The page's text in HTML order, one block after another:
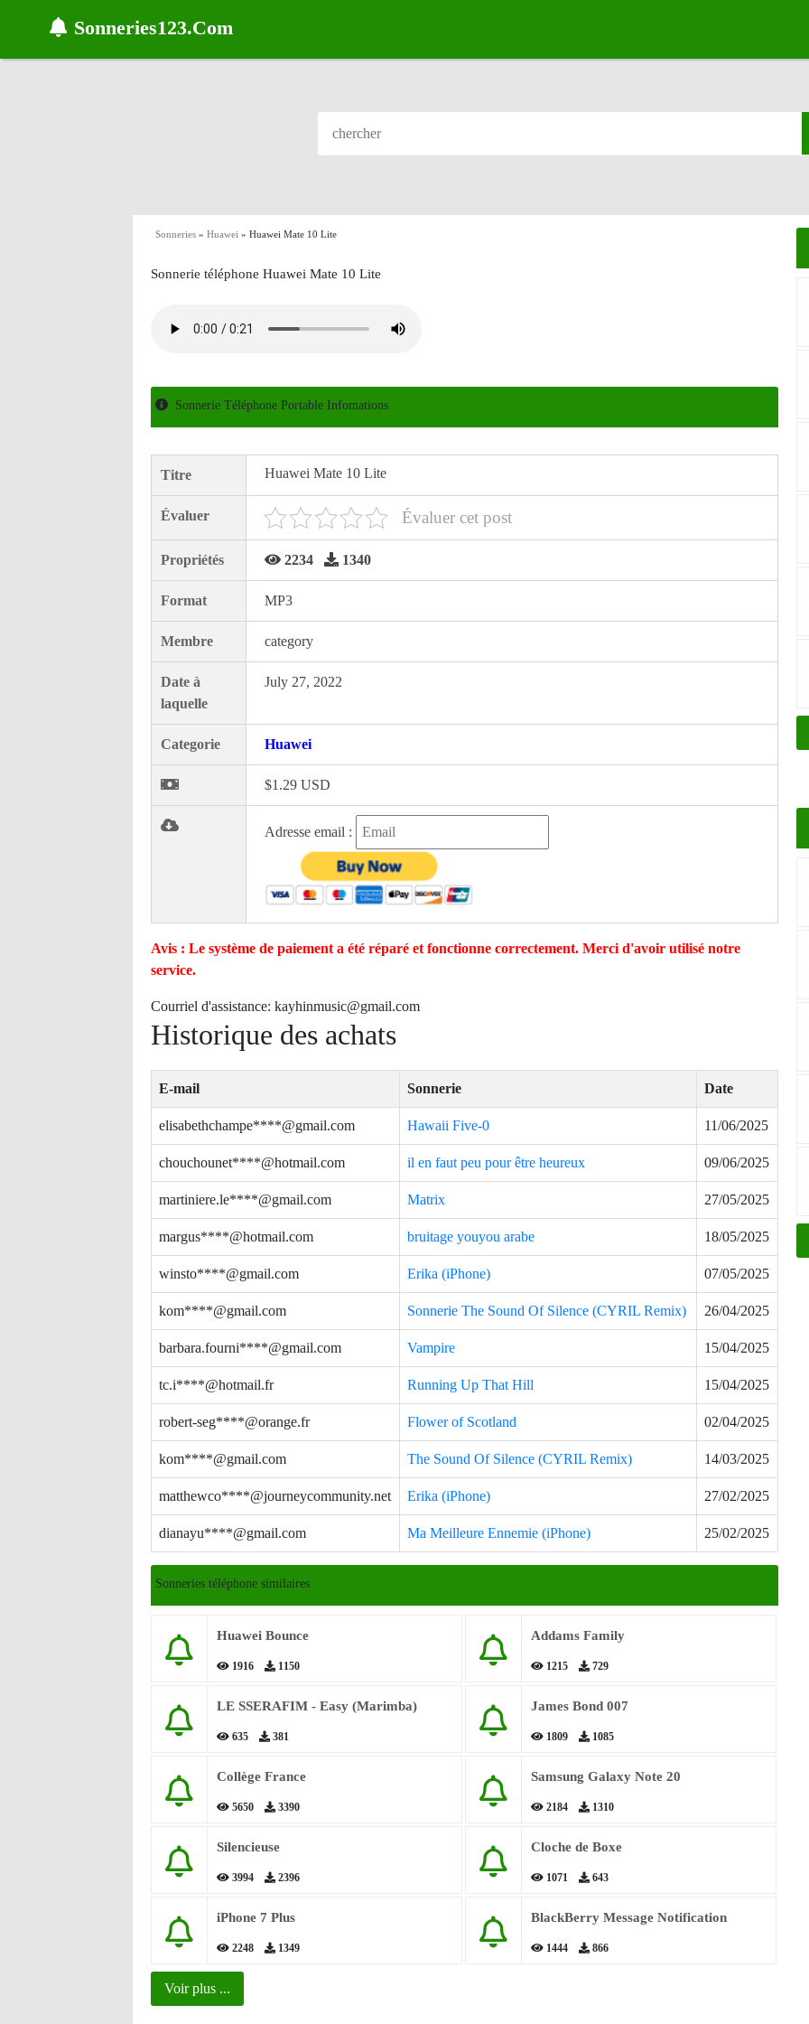
Sonneries123.Com
Sonneries » Huawei » Huawei Mate 10 Lite
Sonnerie téléphone Huawei Mate 10 Lite
Sonnerie Téléphone Portable Infomations
Titre Huawei Mate 10 Lite
Évaluer Évaluer cet post
Propriétés 2234 1340
Format MP3
Membre category
Date à
laquelle
July 27, 2022
Categorie Huawei
$1.29 USD
Adresse email :
Avis : Le système de paiement a été réparé et fonctionne correctement. Merci d'avoir utilisé notre
service.
Courriel d'assistance: kayhinmusic@gmail.com
Historique des achats
E-mail Sonnerie Date
elisabethchampe****@gmail.com Hawaii Five-0 11/06/2025
chouchounet****@hotmail.com il en faut peu pour être heureux 09/06/2025
martiniere.le****@gmail.com Matrix 27/05/2025
margus****@hotmail.com bruitage youyou arabe 18/05/2025
winsto****@gmail.com Erika (iPhone) 07/05/2025
kom****@gmail.com Sonnerie The Sound Of Silence (CYRIL Remix) 26/04/2025
barbara.fourni****@gmail.com Vampire 15/04/2025
tc.i****@hotmail.fr Running Up That Hill 15/04/2025
robert-seg****@orange.fr Flower of Scotland 02/04/2025
kom****@gmail.com The Sound Of Silence (CYRIL Remix) 14/03/2025
matthewco****@journeycommunity.net Erika (iPhone) 27/02/2025
dianayu****@gmail.com Ma Meilleure Ennemie (iPhone) 25/02/2025
Sonneries téléphone similaires
Huawei Bounce
1916 1150
Addams Family
1215 729
LE SSERAFIM - Easy (Marimba)
635 381
James Bond 007
1809 1085
Collège France
5650 3390
Samsung Galaxy Note 20
2184 1310
Silencieuse
3994 2396
Cloche de Boxe
1071 643
iPhone 7 Plus
2248 1349
BlackBerry Message Notification
1444 866
Voir plus ...